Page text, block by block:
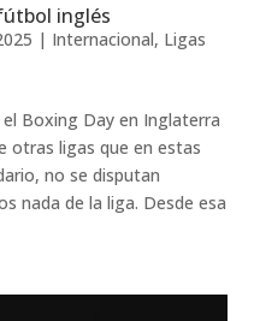
inglés
| Internacional, Ligas
el Boxing Day en Inglaterra
otras ligas que en estas
no se disputan
nada de la liga. Desde esa